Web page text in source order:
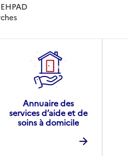
Annuaire des
services d’aide et de
soins à domicile